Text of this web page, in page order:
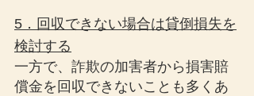
5．回収できない場合は貸倒損失を
検討する
一方で、詐欺の加害者から損害賠
償金を回収できないことも多くあ